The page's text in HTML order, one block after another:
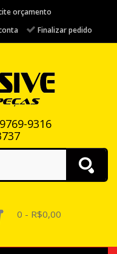
orçamento
Finalizar pedido
9316
0 - R$0,00